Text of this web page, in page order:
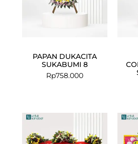
PAPAN DUKACITA
SUKABUMI 8
Rp758.000
was:
is: